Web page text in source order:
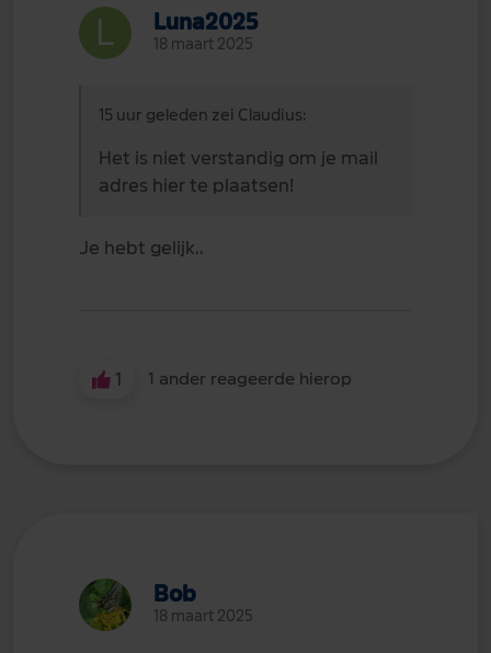
Luna2025
18 maart 2025
15 uur geleden zei Claudius:
Het is niet verstandig om je mail
adres hier te plaatsen!
Je hebt gelijk..
1 1 ander reageerde hierop
Bob
18 maart 2025